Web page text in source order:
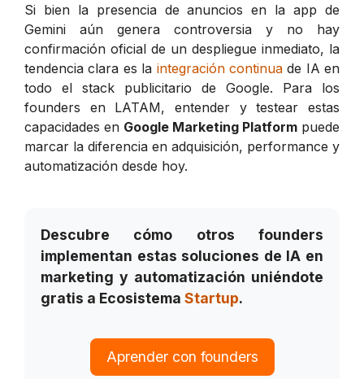
Si bien la presencia de anuncios en la app de
Gemini aún genera controversia y no hay
confirmación oficial de un despliegue inmediato, la
tendencia clara es la integración continuade IA en
todo el stack publicitario de Google. Para los
founders en LATAM, entender y testear estas
capacidades en Google Marketing Platform puede
marcar la diferencia en adquisición, performance y
automatización desde hoy.
Descubre cómo otros founders
implementan estas soluciones de IA en
marketing y automatización uniéndote
gratis a Ecosistema Startup.
Aprender con founders